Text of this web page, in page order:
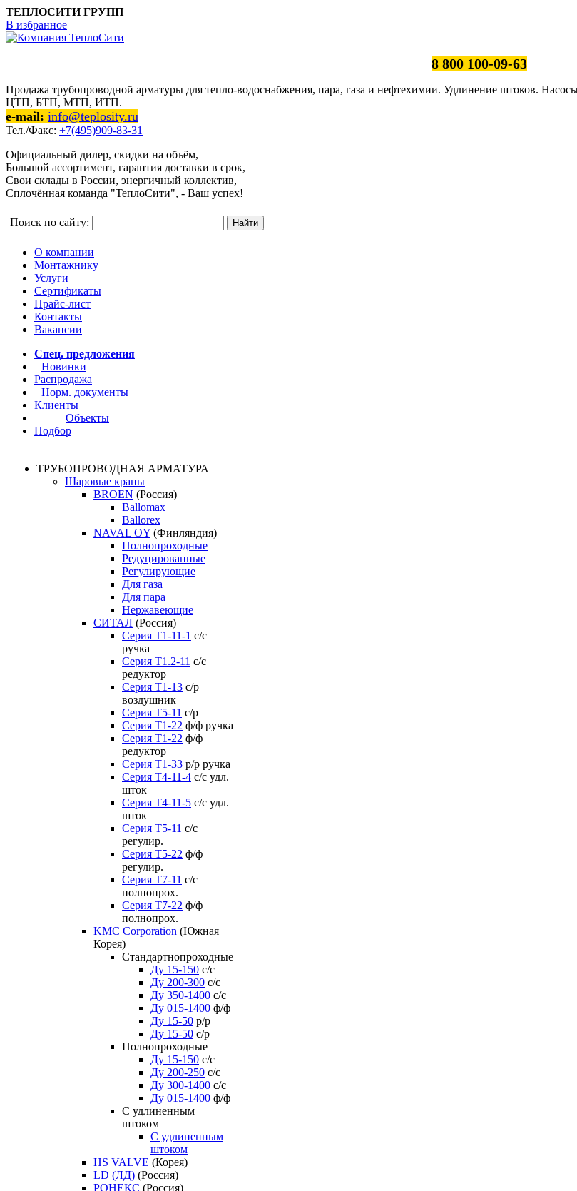
ТЕПЛОСИТИ ГРУПП
В избранное
8 800 100-09-63
Продажа трубопроводной арматуры для тепло-водоснабжения, пара, газа и нефтехимии. Удлинение штоков.
ЦТП, БТП, МТП, ИТП.
e-mail: info@teplosity.ru
Тел./Факс: +7(495)909-83-31
Официальный дилер, скидки на объём,
Большой ассортимент, гарантия доставки в срок,
Свои склады в России, энергичный коллектив,
Сплочённая команда "ТеплоСити", - Ваш успех!
Поиск по сайту:
О компании
Монтажнику
Услуги
Сертификаты
Прайс-лист
Контакты
Вакансии
Спец. предложения
Новинки
Распродажа
Норм. документы
Клиенты
Объекты
Подбор
ТРУБОПРОВОДНАЯ АРМАТУРА
Шаровые краны
BROEN (Россия)
Ballomax
Ballorex
NAVAL OY (Финляндия)
Полнопроходные
Редуцированные
Регулирующие
Для газа
Для пара
Нержавеющие
СИТАЛ (Россия)
Серия Т1-11-1 с/с
ручка
Серия Т1.2-11 с/с
редуктор
Серия Т1-13 с/р
воздушник
Серия T5-11 с/р
Серия Т1-22 ф/ф ручка
Серия Т1-22 ф/ф
редуктор
Серия T1-33 р/р ручка
Серия Т4-11-4 с/с удл.
шток
Серия Т4-11-5 с/с удл.
шток
Серия Т5-11 с/с
регулир.
Серия Т5-22 ф/ф
регулир.
Серия Т7-11 с/с
полнопрох.
Серия Т7-22 ф/ф
полнопрох.
KMC Corporation (Южная
Корея)
Стандартнопроходные
Ду 15-150 с/с
Ду 200-300 с/с
Ду 350-1400 с/с
Ду 015-1400 ф/ф
Ду 15-50 р/р
Ду 15-50 с/р
Полнопроходные
Ду 15-150 с/с
Ду 200-250 с/с
Ду 300-1400 с/с
Ду 015-1400 ф/ф
С удлиненным
штоком
C удлиненным
штоком
HS VALVE (Корея)
LD (ЛД) (Россия)
РОНЕКС (Россия)